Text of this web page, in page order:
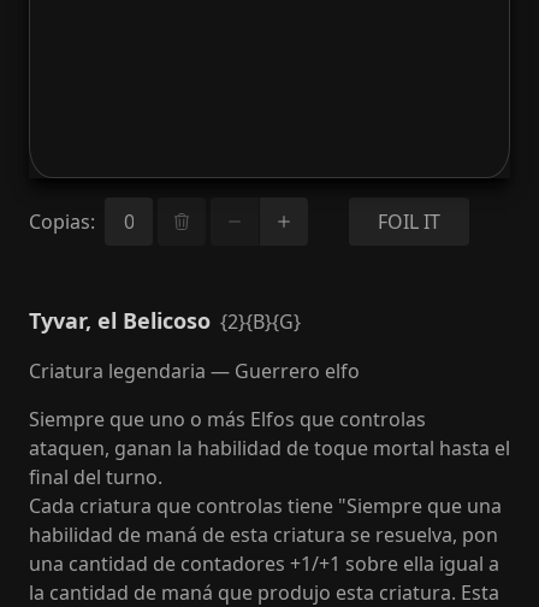
Copias: FOIL IT
Tyvar, el Belicoso {2}{B}{G}
Criatura legendaria — Guerrero elfo
Siempre que uno o más Elfos que controlas
ataquen, ganan la habilidad de toque mortal hasta el
final del turno.
Cada criatura que controlas tiene "Siempre que una
habilidad de maná de esta criatura se resuelva, pon
una cantidad de contadores +1/+1 sobre ella igual a
la cantidad de maná que produjo esta criatura. Esta